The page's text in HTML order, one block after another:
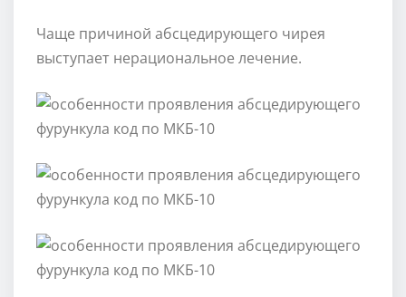
Чаще причиной абсцедирующего чирея
выступает нерациональное лечение.